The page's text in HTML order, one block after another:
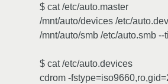
$ cat /etc/auto.master
/mnt/auto/devices /etc/
/mnt/auto/smb /etc/auto.smb --
$ cat /etc/auto.devices
cdrom -